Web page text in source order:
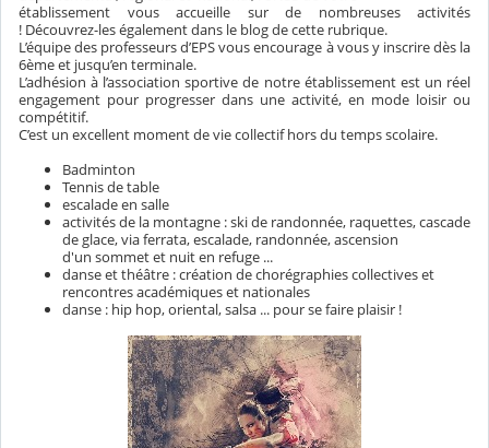
établissement vous accueille sur de nombreuses activités
! Découvrez-les également dans le blog de cette rubrique.
L’équipe des professeurs d’EPS vous encourage à vous y inscrire dès la
6ème et jusqu’en terminale.
L’adhésion à l’association sportive de notre établissement est un réel
engagement pour progresser dans une activité, en mode loisir ou
compétitif.
C’est un excellent moment de vie collectif hors du temps scolaire.
Badminton
Tennis de table
escalade en salle
activités de la montagne : ski de randonnée, raquettes, cascade
de glace, via ferrata, escalade, randonnée, ascension
d'un sommet et nuit en refuge ...
danse et théâtre : création de chorégraphies collectives et
rencontres académiques et nationales
danse : hip hop, oriental, salsa ... pour se faire plaisir !